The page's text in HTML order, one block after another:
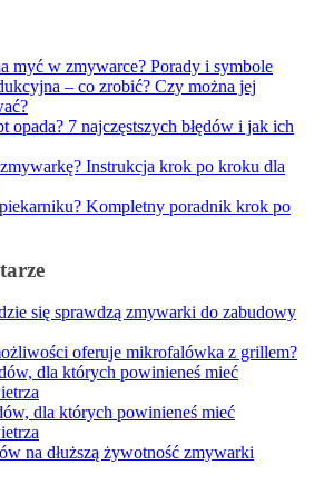
myć w zmywarce? Porady i symbole
– co zrobić? Czy można jej
opada? 7 najczęstszych błędów i jak ich
Instrukcja krok po kroku dla
Kompletny poradnik krok po
się sprawdzą zmywarki do zabudowy
oferuje mikrofalówka z grillem?
dla których powinieneś mieć
dla których powinieneś mieć
na dłuższą żywotność zmywarki